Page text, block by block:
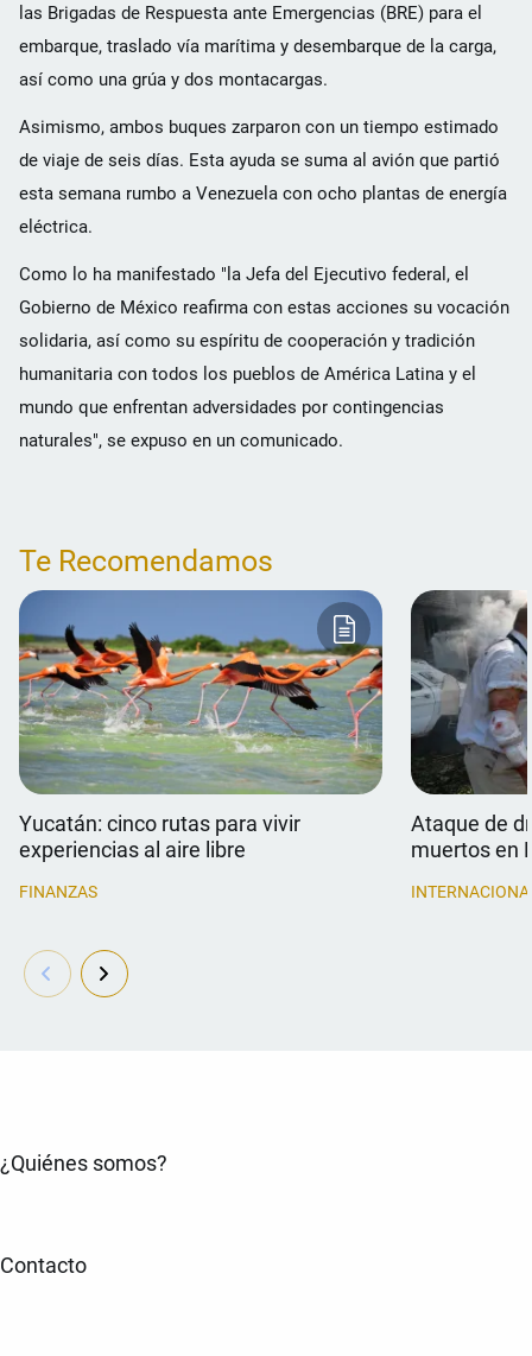
las Brigadas de Respuesta ante Emergencias (BRE) para el
embarque, traslado vía marítima y desembarque de la carga,
así como una grúa y dos montacargas.
Asimismo, ambos buques zarparon con un tiempo estimado
de viaje de seis días. Esta ayuda se suma al avión que partió
esta semana rumbo a Venezuela con ocho plantas de energía
eléctrica.
Como lo ha manifestado "la Jefa del Ejecutivo federal, el
Gobierno de México reafirma con estas acciones su vocación
solidaria, así como su espíritu de cooperación y tradición
humanitaria con todos los pueblos de América Latina y el
mundo que enfrentan adversidades por contingencias
naturales", se expuso en un comunicado.
Te Recomendamos
Yucatán: cinco rutas para vivir
experiencias al aire libre
FINANZAS
Ataque de
muertos en
¿Quiénes somos?
Contacto